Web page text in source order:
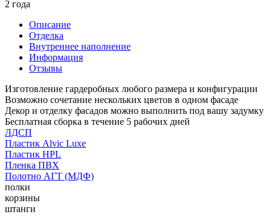
2 года
Описание
Отделка
Внутреннее наполнение
Информация
Отзывы
Изготовление гардеробных любого размера и конфигурации
Возможно сочетание нескольких цветов в одном фасаде
Декор и отделку фасадов можно выполнить под вашу задумку
Бесплатная сборка в течение 5 рабочих дней
ЛДСП
Пластик Alvic Luxe
Пластик HPL
Пленка ПВХ
Полотно АГТ (МДФ)
полки
корзины
штанги